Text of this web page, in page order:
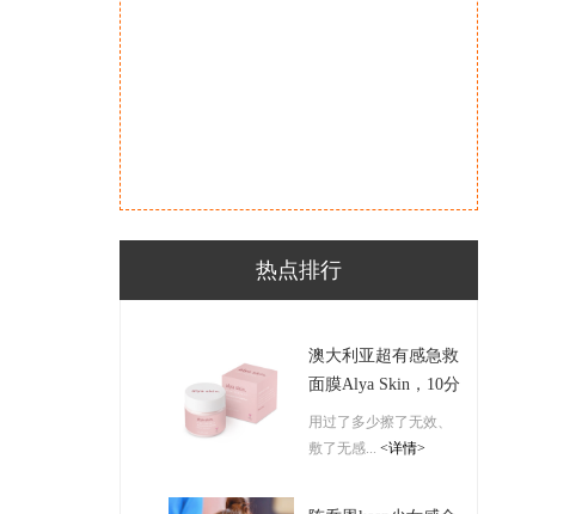
热点排行
澳大利亚超有感急救
面膜Alya Skin，10分
钟带来神仙高光肌！
用过了多少擦了无效、
敷了无感... <详情>